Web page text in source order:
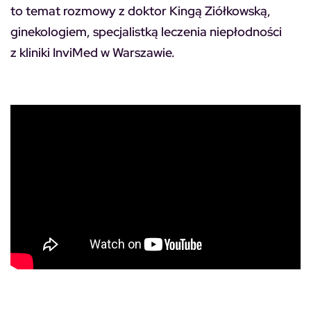
to temat rozmowy z doktor Kingą Ziółkowską,
ginekologiem, specjalistką leczenia niepłodności
z kliniki InviMed w Warszawie.